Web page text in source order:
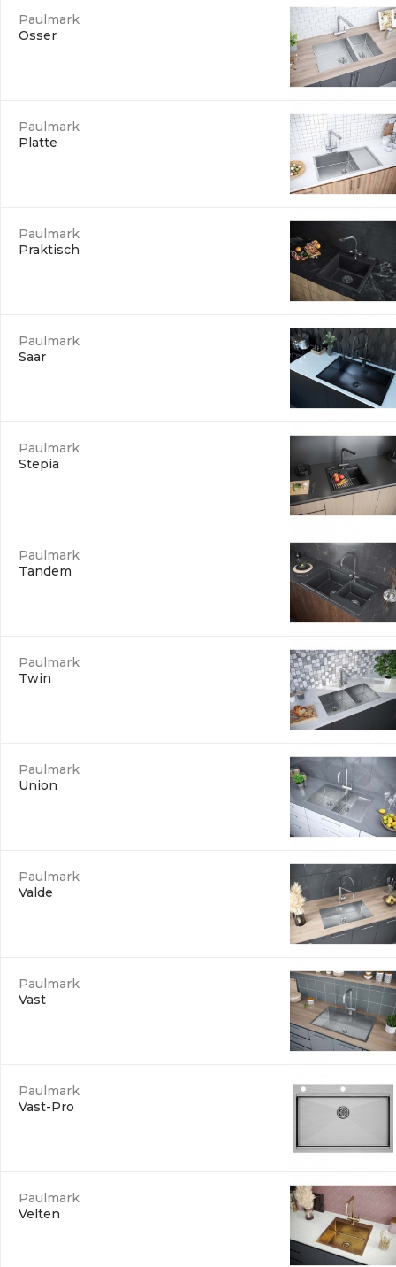
Paulmark
Osser
Paulmark
Platte
Paulmark
Praktisch
Paulmark
Saar
Paulmark
Stepia
Paulmark
Tandem
Paulmark
Twin
Paulmark
Union
Paulmark
Valde
Paulmark
Vast
Paulmark
Vast-Pro
Paulmark
Velten